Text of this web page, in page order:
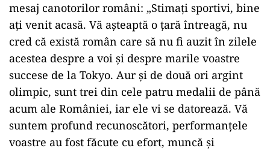
mesaj canotorilor români: „Stimaţi sportivi, bine
aţi venit acasă. Vă aşteaptă o ţară întreagă, nu
cred că există român care să nu fi auzit în zilele
acestea despre a voi şi despre marile voastre
succese de la Tokyo. Aur şi de două ori argint
olimpic, sunt trei din cele patru medalii de până
acum ale României, iar ele vi se datorează. Vă
suntem profund recunoscători, performanţele
voastre au fost făcute cu efort, muncă şi